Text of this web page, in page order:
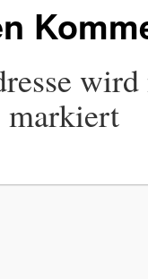
markiert